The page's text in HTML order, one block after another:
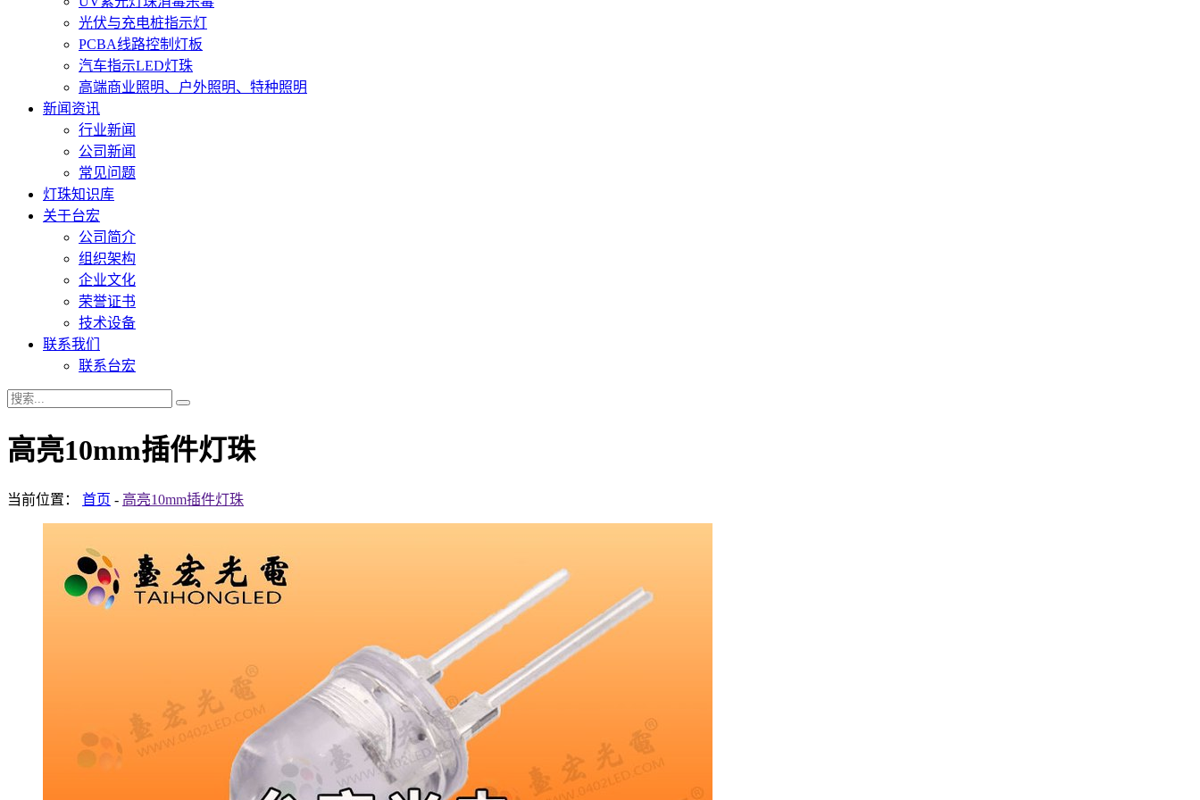
光伏与充电桩指示灯
PCBA线路控制灯板
汽车指示LED灯珠
高端商业照明、户外照明、特种照明
新闻资讯
行业新闻
公司新闻
常见问题
灯珠知识库
关于台宏
公司简介
组织架构
企业文化
荣誉证书
技术设备
联系我们
联系台宏
高亮10mm插件灯珠
当前位置： 首页 - 高亮10mm插件灯珠